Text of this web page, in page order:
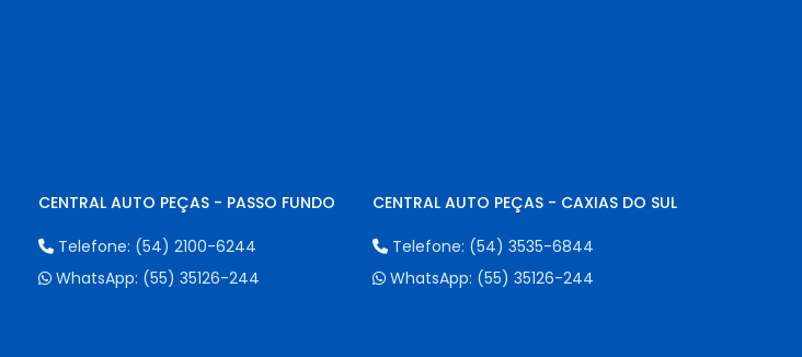
CENTRAL AUTO PEÇAS - PASSO FUNDO
Telefone: (54) 2100-6244
WhatsApp: (55) 35126-244
CENTRAL AUTO PEÇAS - CAXIAS DO SUL
Telefone: (54) 3535-6844
WhatsApp: (55) 35126-244